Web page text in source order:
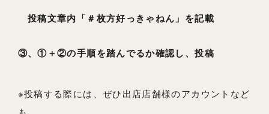
投稿文章内「＃枚方好っきゃねん」を記載
③、①＋②の手順を踏んでるか確認し、投稿
※投稿する際には、ぜひ出店店舗様のアカウントなど